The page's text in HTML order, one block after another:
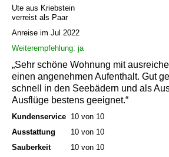
Ute aus Kriebstein
verreist als Paar
Anreise im Jul 2022
Weiterempfehlung: ja
„Sehr schöne Wohnung mit
einen angenehmen Aufenthalt. Gut
schnell in den Seebädern und als
Ausflüge bestens geeignet.“
Kundenservice 10 von 10
Ausstattung
10 von 10
Sauberkeit
10 von 10